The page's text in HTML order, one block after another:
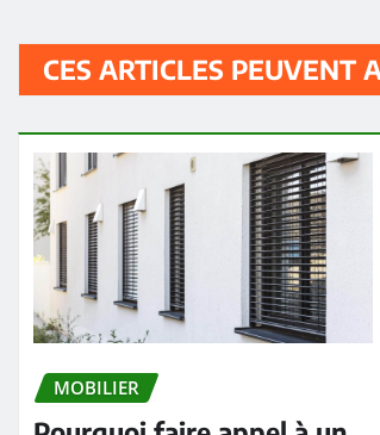
publications
CES ARTICLES PEUVENT
MOBILIER